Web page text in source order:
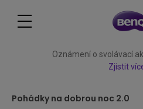
Oznámení o svolávací
Zjistit
Pohádky na dobrou noc 2.0